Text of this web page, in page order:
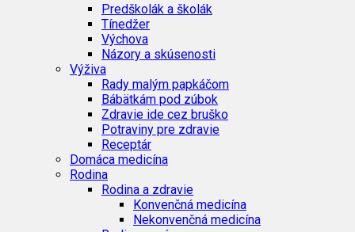
Predškolák a školák
Tínedžer
Výchova
Názory a skúsenosti
Výživa
Rady malým papkáčom
Bábätkám pod zúbok
Zdravie ide cez bruško
Potraviny pre zdravie
Receptár
Domáca medicína
Rodina
Rodina a zdravie
Konvenčná medicína
Nekonvenčná medicína